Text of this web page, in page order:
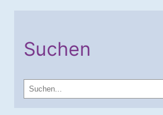
Suchen
u